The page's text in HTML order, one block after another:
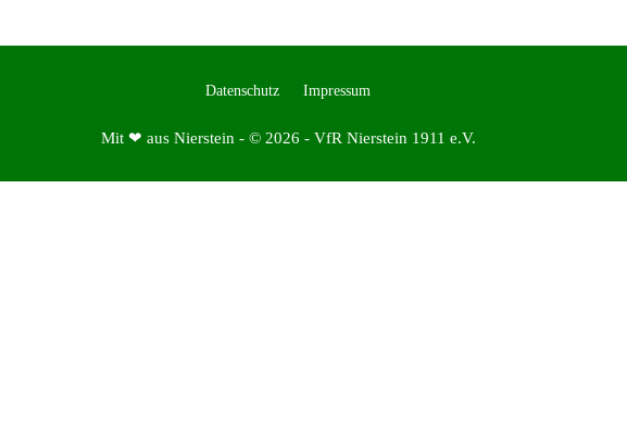
Datenschutz Impressum
Mit ❤ aus Nierstein - © 2026 - VfR Nierstein 1911 e.V.